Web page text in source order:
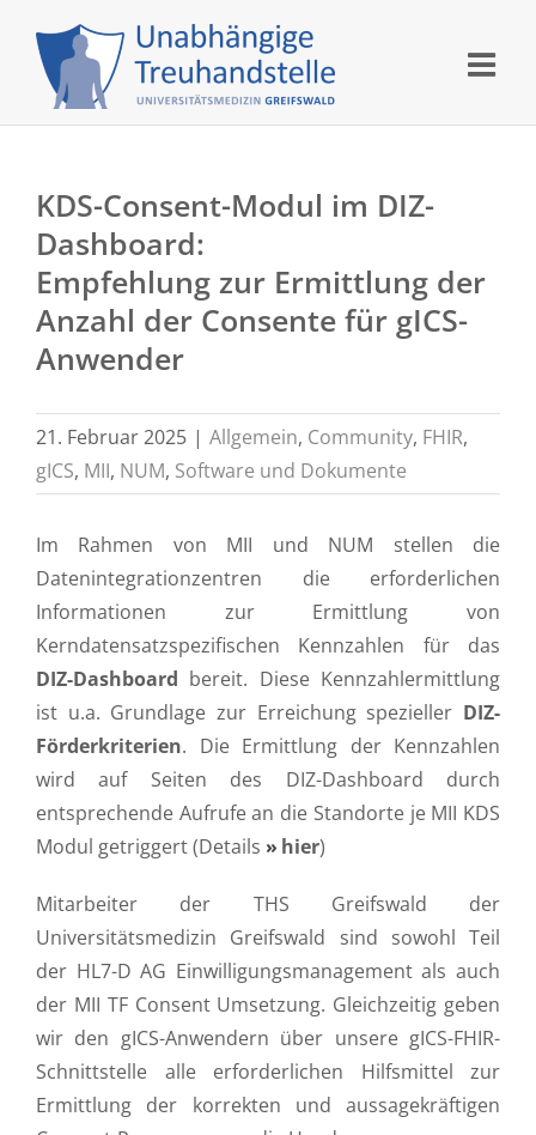
content
KDS-Consent-Modul im DIZ-
Dashboard:
Empfehlung zur Ermittlung der
Anzahl der Consente für gICS-
Anwender
21. Februar 2025 | Allgemein, Community, FHIR,
gICS, MII, NUM, Software und Dokumente
Im Rahmen von MII und NUM stellen die
Datenintegrationzentren die erforderlichen
Informationen zur Ermittlung von
Kerndatensatzspezifischen Kennzahlen für das
DIZ-Dashboard bereit. Diese Kennzahlermittlung
ist u.a. Grundlage zur Erreichung spezieller DIZ-
Förderkriterien. Die Ermittlung der Kennzahlen
wird auf Seiten des DIZ-Dashboard durch
entsprechende Aufrufe an die Standorte je MII KDS
Modul getriggert (Details
hier)
Mitarbeiter der THS Greifswald der
Universitätsmedizin Greifswald sind sowohl Teil
der HL7-D AG Einwilligungsmanagement als auch
der MII TF Consent Umsetzung. Gleichzeitig geben
wir den gICS-Anwendern über unsere gICS-FHIR-
Schnittstelle alle erforderlichen Hilfsmittel zur
Ermittlung der korrekten und aussagekräftigen